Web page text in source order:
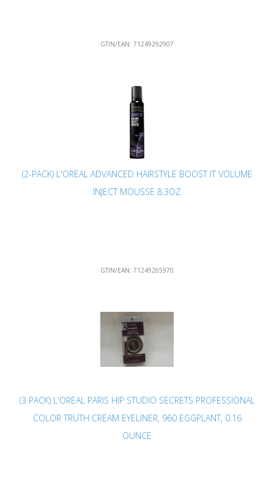
GTIN/EAN: 71249292907
(2-PACK) L'OREAL ADVANCED HAIRSTYLE BOOST IT VOLUME
INJECT MOUSSE 8.3OZ
GTIN/EAN: 71249265970
(3 PACK) L'OREAL PARIS HIP STUDIO SECRETS PROFESSIONAL
COLOR TRUTH CREAM EYELINER, 960 EGGPLANT, 0.16
OUNCE